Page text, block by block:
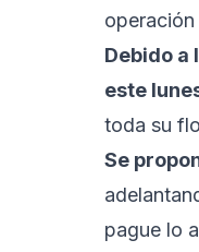
Debido a
este
toda su
Se
pague lo